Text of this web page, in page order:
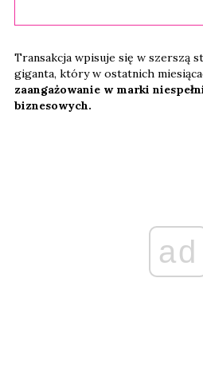
Transakcja wpisuje się w szerszą
giganta, który w ostatnich
zaangażowanie w marki
biznesowych.
ad